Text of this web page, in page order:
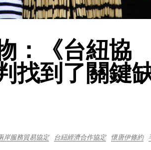
：《台紐協
找到了關鍵
岸服務貿易協定 台紐經濟合作協定 懷唐伊條約